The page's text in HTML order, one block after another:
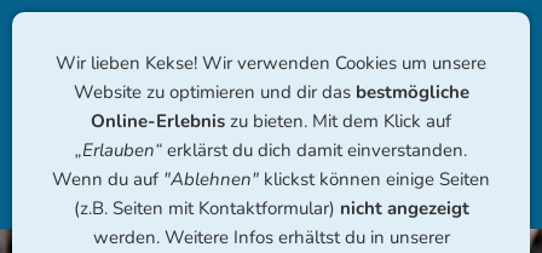
Navigation einblenden
Wir lieben Kekse! Wir verwenden Cookies um unsere
Website zu optimieren und dir das bestmögliche
Online-Erlebnis zu bieten. Mit dem Klick auf
„Erlauben“ erklärst du dich damit einverstanden.
Wenn du auf "Ablehnen" klickst können einige Seiten
(z.B. Seiten mit Kontaktformular) nicht angezeigt
werden. Weitere Infos erhältst du in unserer